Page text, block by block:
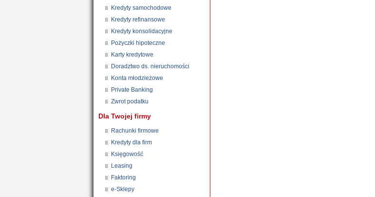
Kredyty samochodowe
Kredyty refinansowe
Kredyty konsolidacyjne
Pożyczki hipoteczne
Karty kredytowe
Doradztwo ds. nieruchomości
Konta młodzieżowe
Private Banking
Zwrot podatku
Dla Twojej firmy
Rachunki firmowe
Kredyty dla firm
Księgowość
Leasing
Faktoring
e-Sklepy